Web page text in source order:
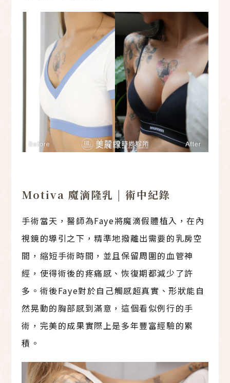
Motiva 魔滴隆乳 | 術中紀錄
手術當天，醫師為Faye將魔滴假體植入，在內
視鏡的導引之下，精準地撥離出需要的乳房空
間，縮短手術時間，並且保留周圍的血管神
經，使得術後的疼痛感、恢復期都減少了許
多。術後Faye對於自己觸感超真實、形狀能自
然晃動的胸部感到滿意，這個看似例行的手
術，完美的成果實際上是多年豐富經驗的累
積。